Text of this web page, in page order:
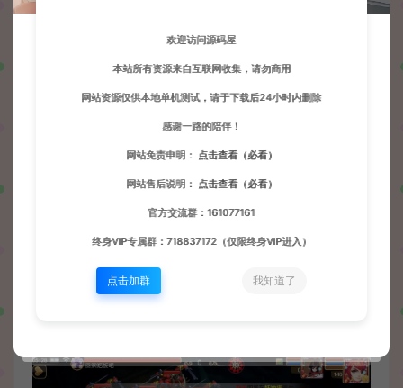
欢迎访问源码屋
本站所有资源来自互联网收集，请勿商用
网站资源仅供本地单机测试，请于下载后24小时内删除
感谢一路的陪伴！
网站免责申明： 点击查看（必看）
网站售后说明： 点击查看（必看）
官方交流群：161077161
终身VIP专属群：718837172（仅限终身VIP进入）
点击加群 我知道了